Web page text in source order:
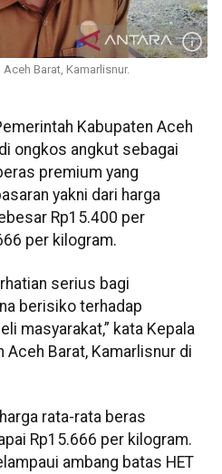
Barat, Kamarlisnur.
Kabupaten Aceh
ongkos angkut sebagai
premium yang
yakni dari harga
Rp15.400 per
per kilogram.
serius bagi
berisiko terhadap
masyarakat,” kata Kepala
Aceh Barat, Kamarlisnur di
rata-rata beras
Rp15.666 per kilogram.
ambang batas HET